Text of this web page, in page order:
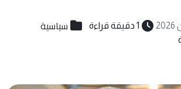
1 دقيقة قراءة سياسية